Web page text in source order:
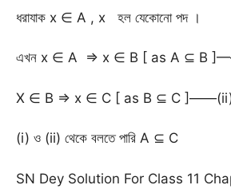
ধরাযাক x ∈ A , x হল যেকোনো পদ ।
এখন x ∈ A ⇒ x ∈ B [ as A ⊆ B
X ∈ B ⇒ x ∈ C [ as B ⊆ C
(i) ও (ii) থেকে বলতে পারি A ⊆ C
SN Dey Solution For Class 11